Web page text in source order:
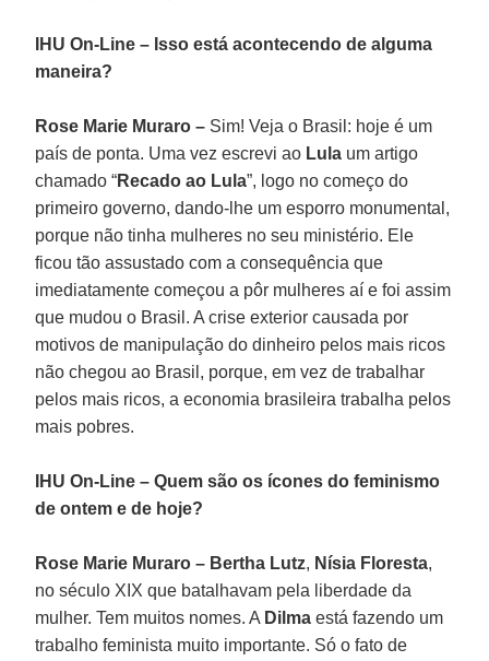
IHU On-Line – Isso está acontecendo de alguma
maneira?
Rose Marie Muraro – Sim! Veja o Brasil: hoje é um
país de ponta. Uma vez escrevi ao Lula um artigo
chamado “Recado ao Lula”, logo no começo do
primeiro governo, dando-lhe um esporro monumental,
porque não tinha mulheres no seu ministério. Ele
ficou tão assustado com a consequência que
imediatamente começou a pôr mulheres aí e foi assim
que mudou o Brasil. A crise exterior causada por
motivos de manipulação do dinheiro pelos mais ricos
não chegou ao Brasil, porque, em vez de trabalhar
pelos mais ricos, a economia brasileira trabalha pelos
mais pobres.
IHU On-Line – Quem são os ícones do feminismo
de ontem e de hoje?
Rose Marie Muraro – Bertha Lutz, Nísia Floresta,
no século XIX que batalhavam pela liberdade da
mulher. Tem muitos nomes. A Dilmaestá fazendo um
trabalho feminista muito importante. Só o fato de